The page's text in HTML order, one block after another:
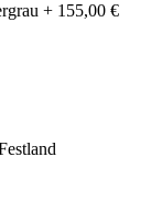
+ 155,00 €